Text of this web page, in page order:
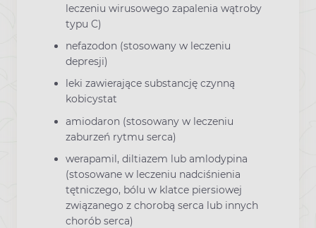
leczeniu wirusowego zapalenia wątroby
typu C)
nefazodon (stosowany w leczeniu
depresji)
leki zawierające substancję czynną
kobicystat
amiodaron (stosowany w leczeniu
zaburzeń rytmu serca)
werapamil, diltiazem lub amlodypina
(stosowane w leczeniu nadciśnienia
tętniczego, bólu w klatce piersiowej
związanego z chorobą serca lub innych
chorób serca)